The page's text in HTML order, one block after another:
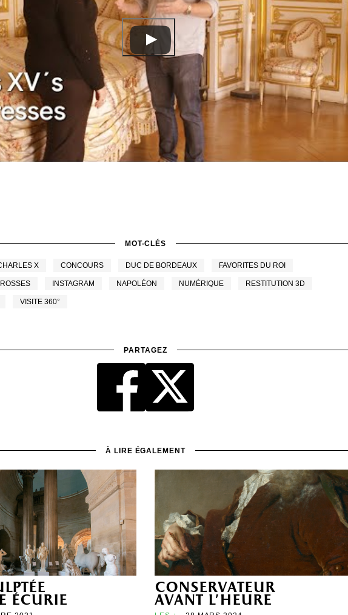
MOT-CLÉS
X CONCOURS DUC DE BORDEAUX FAVORITES DU ROI
INSTAGRAM NAPOLÉON NUMÉRIQUE RESTITUTION 3D
VISITE 360°
PARTAGEZ
À LIRE ÉGALEMENT
écurie
conservateur
avant l’heure